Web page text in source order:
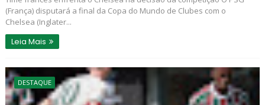
(França) disputará a final da Copa do Mundo de Clubes com o
Chelsea (Inglater...
Leia Mais
DESTAQUE